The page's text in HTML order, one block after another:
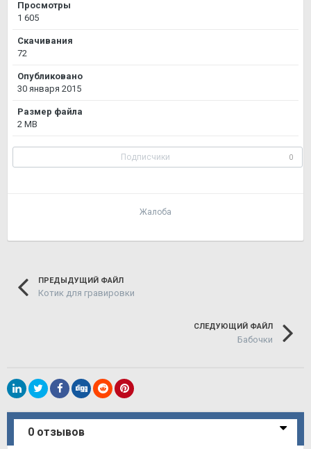
Просмотры
1 605
Скачивания
72
Опубликовано
30 января 2015
Размер файла
2 MB
Подписчики 0
Жалоба
ПРЕДЫДУЩИЙ ФАЙЛ
Котик для гравировки
СЛЕДУЮЩИЙ ФАЙЛ
Бабочки
0 отзывов